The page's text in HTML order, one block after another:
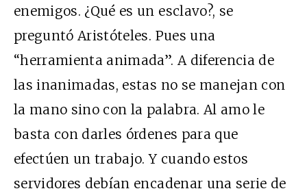
enemigos. ¿Qué es un esclavo?, se
preguntó Aristóteles. Pues una
“herramienta animada”. A diferencia de
las inanimadas, estas no se manejan con
la mano sino con la palabra. Al amo le
basta con darles órdenes para que
efectúen un trabajo. Y cuando estos
servidores debían encadenar una serie de